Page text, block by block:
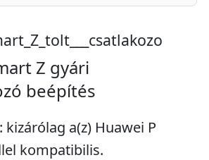
Z gyári
beépítés
a(z) Huawei P
kompatibilis.